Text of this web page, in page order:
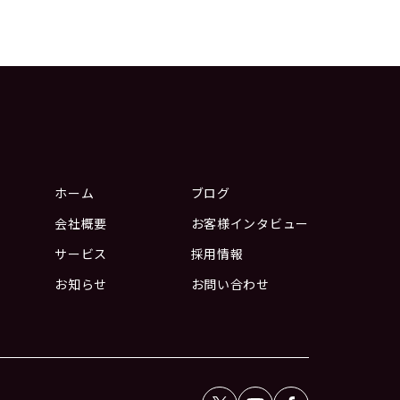
ホーム
会社概要
サービス
お知らせ
ブログ
お客様インタビュー
採用情報
お問い合わせ